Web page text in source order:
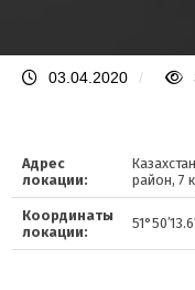
03.04.2020 /
Адрес
локации:
район, 7
Координаты
локации: